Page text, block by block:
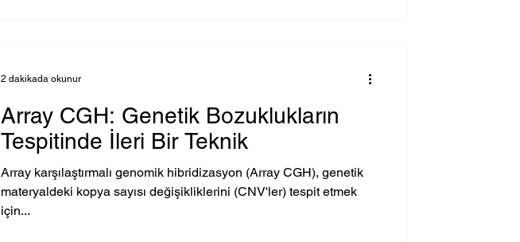
Array CGH: Genetik Bozuklukların
Tespitinde İleri Bir Teknik
Array karşılaştırmalı genomik hibridizasyon (Array CGH), genetik
materyaldeki kopya sayısı değişikliklerini (CNV'ler) tespit etmek
için...
2 dakikada okunur